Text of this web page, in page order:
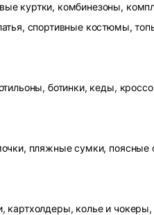
куртки, комбинезоны,
спортивные костюмы,
ботинки, кеды,
пляжные сумки,
колье и